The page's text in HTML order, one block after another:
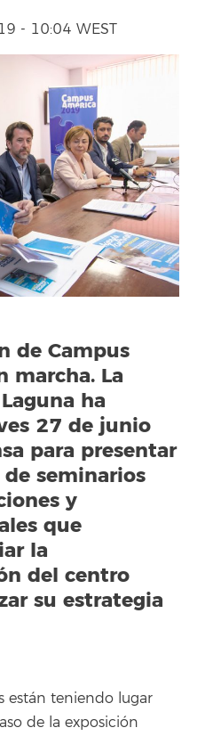
- 10:04 WEST
de Campus
marcha. La
ha
27 de junio
para presentar
seminarios
y
que
la
del centro
su estrategia
están teniendo lugar
de la exposición